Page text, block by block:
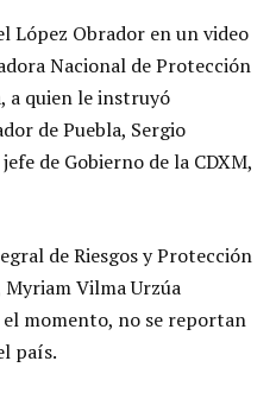
López Obrador en un video
Nacional de Protección
a quien le instruyó
de Puebla, Sergio
de Gobierno de la CDXM,
de Riesgos y Protección
Myriam Vilma Urzúa
momento, no se reportan
país.